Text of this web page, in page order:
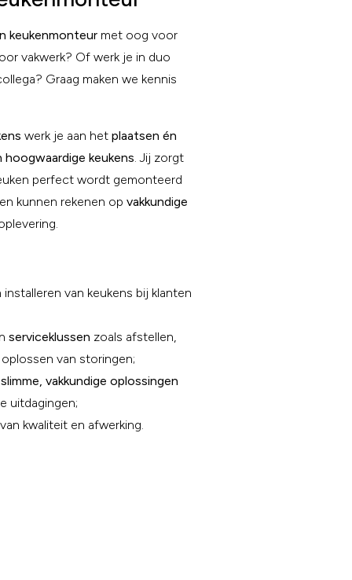
keukenmonteur met oog voor
vakwerk? Of werk je in duo
Graag maken we kennis
werk je aan het plaatsen én
keukens. Jij zorgt
perfect wordt gemonteerd
kunnen rekenen op vakkundige
van keukens bij klanten
serviceklussen zoals afstellen,
van storingen;
slimme, vakkundige oplossingen
uitdagingen;
kwaliteit en afwerking.